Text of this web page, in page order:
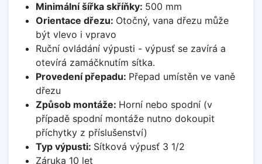
Minimální šířka skříňky: 500 mm
Orientace dřezu: Otočný, vana dřezu může
být vlevo i vpravo
Ruční ovládání výpusti - výpusť se zavírá a
otevírá zamáčknutím sítka.
Provedení přepadu: Přepad umístěn ve vaně
dřezu
Způsob montáže: Horní nebo spodní (v
případě spodní montáže nutno dokoupit
příchytky z příslušenství)
Typ výpusti: Sítková výpusť 3 1/2
Záruka 10 let